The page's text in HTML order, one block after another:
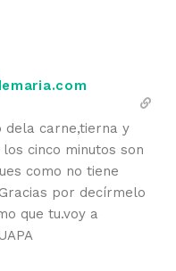
dela carne,tierna y
cinco minutos son
como no tiene
por decírmelo
que tu.voy a